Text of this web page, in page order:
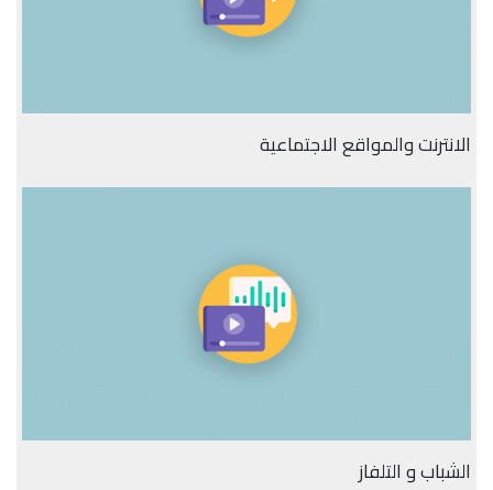
الانترنت والمواقع الاجتماعية
الشباب و التلفاز